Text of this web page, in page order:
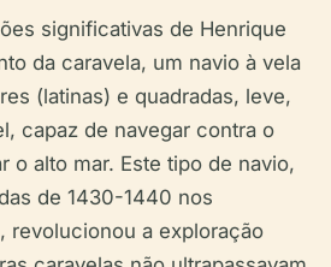
significativas de Henrique
da caravela, um navio à vela
(latinas) e quadradas, leve,
capaz de navegar contra o
o alto mar. Este tipo de navio,
de 1430-1440 nos
revolucionou a exploração